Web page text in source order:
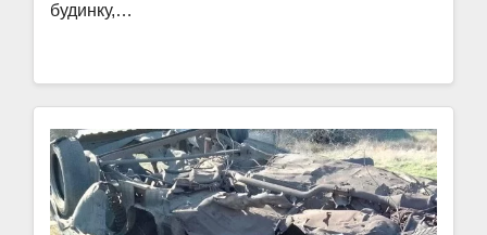
будинку,…